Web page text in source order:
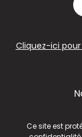
Cliquez-ici
Ce site est